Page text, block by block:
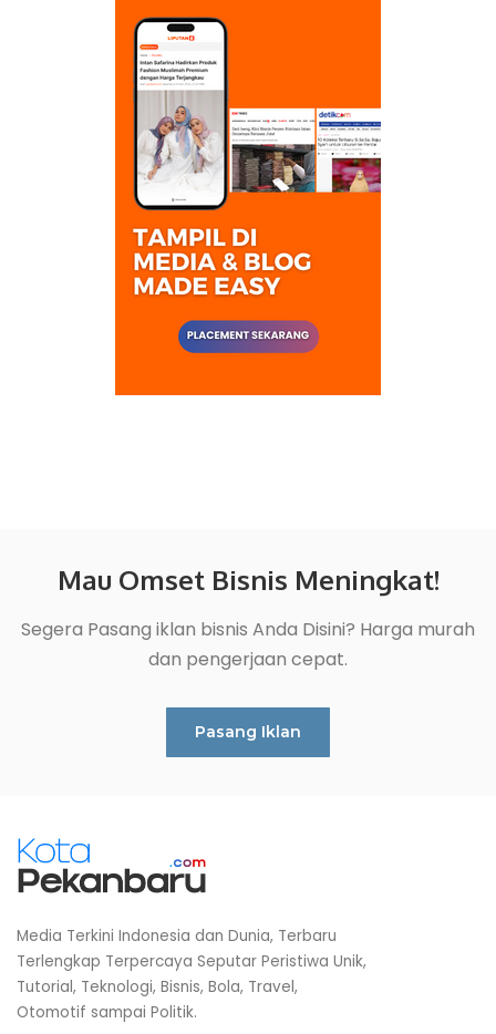
Mau Omset Bisnis Meningkat!
Segera Pasang iklan bisnis Anda Disini? Harga murah
dan pengerjaan cepat.
Pasang Iklan
Media Terkini Indonesia dan Dunia, Terbaru
Terlengkap Terpercaya Seputar Peristiwa Unik,
Tutorial, Teknologi, Bisnis, Bola, Travel,
Otomotif sampai Politik.